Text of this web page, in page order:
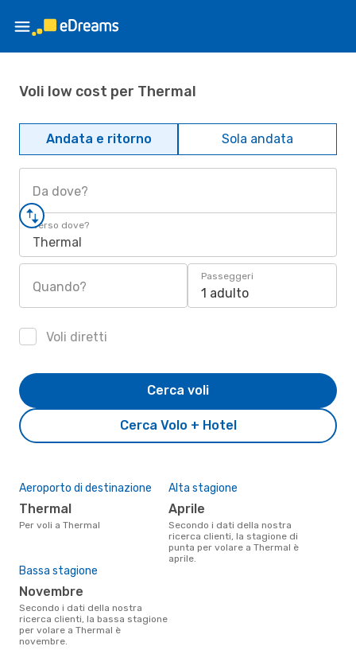
Voli low cost per Thermal
Andata e ritorno Sola andata
Da dove?
Verso dove?
Thermal
Quando?
Passeggeri
1 adulto
Voli diretti
Cerca Volo + Hotel
Cerca voli
Aeroporto di destinazione
Thermal
Per voli a Thermal
Alta stagione
aprile
Secondo i dati della nostra
ricerca clienti, la stagione di
punta per volare a Thermal è
aprile.
Bassa stagione
novembre
Secondo i dati della nostra
ricerca clienti, la bassa stagione
per volare a Thermal è
novembre.